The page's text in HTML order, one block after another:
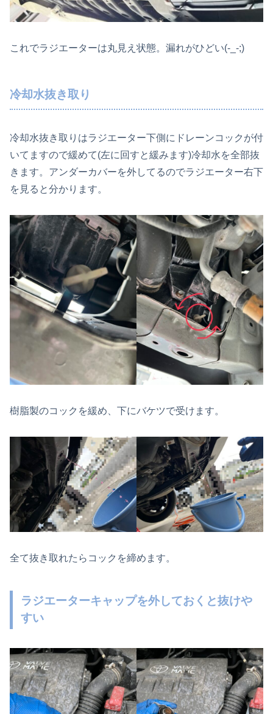
これでラジエーターは丸見え状態。漏れがひどい(-_-;)
冷却水抜き取り
冷却水抜き取りはラジエーター下側にドレーンコックが付
いてますので緩めて(左に回すと緩みます)冷却水を全部抜
きます。アンダーカバーを外してるのでラジエーター右下
を見ると分かります。
樹脂製のコックを緩め、下にバケツで受けます。
全て抜き取れたらコックを締めます。
ラジエーターキャップを外しておくと抜けや
すい